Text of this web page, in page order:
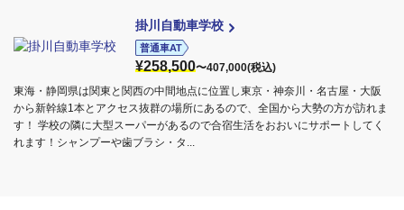
掛川自動車学校
普通車AT
¥258,500〜407,000(税込)
東海・静岡県は関東と関西の中間地点に位置し東京・神奈川・名古屋・大阪
から新幹線1本とアクセス抜群の場所にあるので、全国から大勢の方が訪れま
す！ 学校の隣に大型スーパーがあるので合宿生活をおおいにサポートしてく
れます！シャンプーや歯ブラシ・タ...